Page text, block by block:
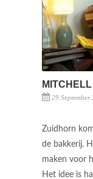
MITCHELL
29 September
Zuidhorn
de bakkerij.
maken voor
Het idee is